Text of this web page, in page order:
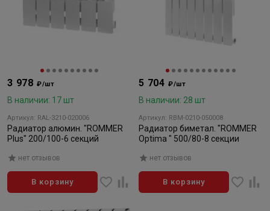
3 978 ₽/шт
В наличии: 17 шт
Артикул: RAL-3210-020006
Радиатор алюмин. "ROMMER
Plus" 200/100-6 секций
нет отзывов
В корзину
5 704 ₽/шт
В наличии: 28 шт
Артикул: RBM-0210-050008
Радиатор биметал. "ROMMER
Optima " 500/80-8 секции
нет отзывов
В корзину